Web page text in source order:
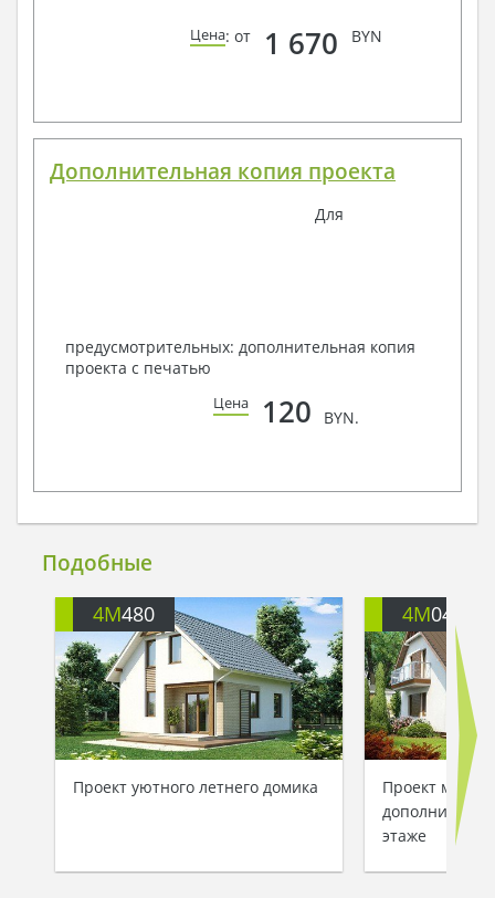
Цена: от 1 670 BYN
Дополнительная копия проекта
Для
предусмотрительных: дополнительная копия
проекта с печатью
Цена 120 BYN.
Подобные
4M480
Проект уютного летнего домика
4M047
Проект
этаже